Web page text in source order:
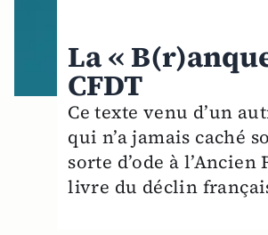
La «
CFDT
Ce texte venu d’un
qui n’a jamais caché
sorte d’ode à
livre du déclin